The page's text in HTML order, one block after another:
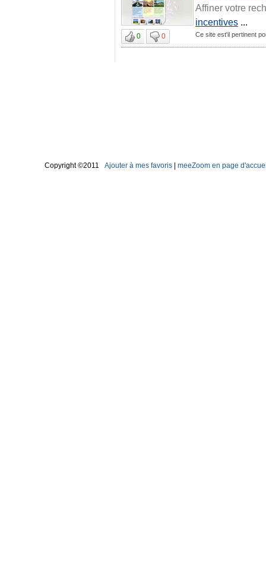
Affiner votre
incentives ...
0 0 Ce site est'il pertinent
Copyright ©2011 Ajouter à mes favoris meeZoom en page